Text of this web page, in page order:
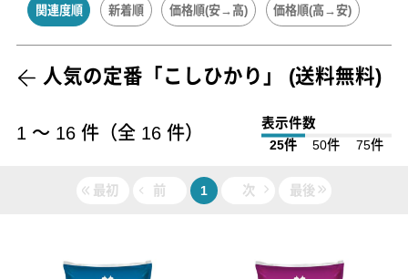
関連度順 新着順 価格順(安→高) 価格順(高→安)
人気の定番「こしひかり」 (送料無料)
1 〜 16 件（全 16 件）
表示件数
25件
50件 75件
最初 前 1 次 最後